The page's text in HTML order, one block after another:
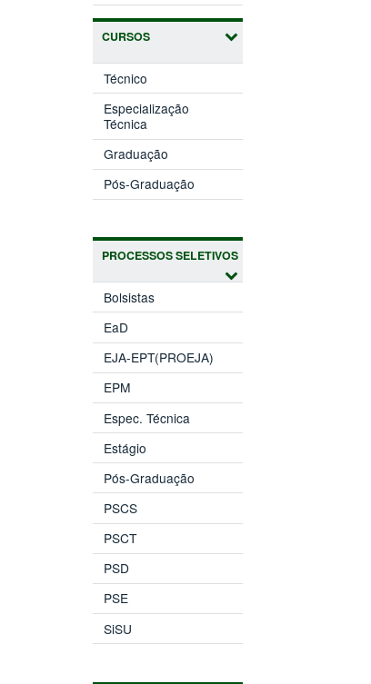
CURSOS
Técnico
Especialização
Técnica
Graduação
Pós-Graduação
PROCESSOS SELETIVOS
Bolsistas
EaD
EJA-EPT(PROEJA)
EPM
Espec. Técnica
Estágio
Pós-Graduação
PSCS
PSCT
PSD
PSE
SiSU